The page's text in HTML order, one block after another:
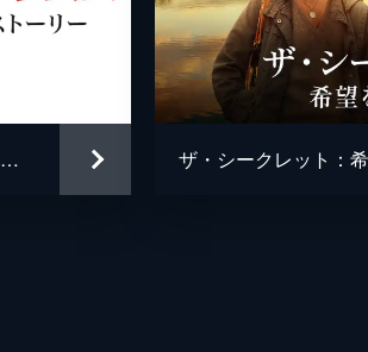
トレヴァー・ホワイト
ウィル・スミス
パッチ・アダムス トゥルー・ストーリー ザ・シークレット：